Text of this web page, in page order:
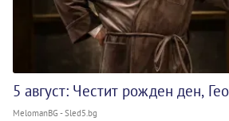
5 август: Честит рожден ден,
MelomanBG - Sled5.bg